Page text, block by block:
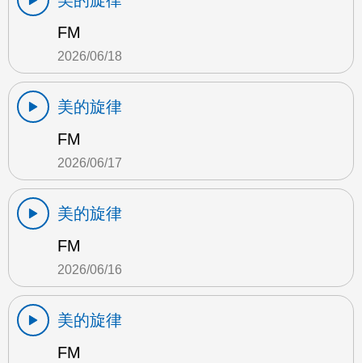
FM
2026/06/18
美的旋律
FM
2026/06/17
美的旋律
FM
2026/06/16
美的旋律
FM